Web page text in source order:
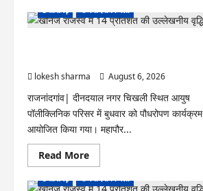
छत्तीसगढ़ राजनांदगांव जिला
lokesh sharma
August 6, 2026
राजनांदगांव| दीनदयाल नगर चिखली स्थित आयुष
पॉलीक्लिनिक परिसर में बुधवार को पौधरोपण कार्यक्रम
आयोजित किया गया। महापौर...
Read MoreRead
more
राजनांदगांव
छत्तीसगढ़
राजनांदगांव जिला